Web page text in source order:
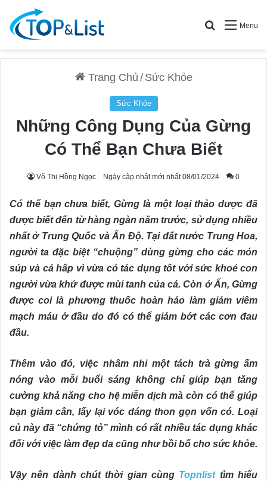
Menu
Search for
Trang Chủ / Sức Khỏe
Sức Khỏe
Những Công Dụng Của Gừng
Có Thể Bạn Chưa Biết
Võ Thị Hồng Ngọc Ngày cập nhật mới nhất 08/01/2024 0
Có thể bạn chưa biết, Gừng là một loại thảo dược đã
được biết đến từ hàng ngàn năm trước, sử dụng nhiều
nhất ở Trung Quốc và Ấn Độ. Tại đất nước Trung Hoa,
người ta đặc biệt “chuộng” dùng gừng cho các món
súp và cá hấp vì vừa có tác dụng tốt với sức khoẻ con
người vừa khử được mùi tanh của cá. Còn ở Ấn, Gừng
được coi là phương thuốc hoàn hảo làm giảm viêm
mạch máu ở đầu do đó có thể giảm bớt các cơn đau
đầu.
Thêm vào đó, việc nhâm nhi một tách trà gừng ấm
nóng vào mỗi buổi sáng không chỉ giúp bạn tăng
cường khả năng cho hệ miễn dịch mà còn có thể giúp
bạn giảm cân, lấy lại vóc dáng thon gọn vốn có. Loại
củ này đã “chứng tỏ” mình có rất nhiều tác dụng khác
đối với việc làm đẹp da cũng như bồi bổ cho sức khỏe.
Vậy nên dành chút thời gian cùng Topnlisttìm hiểu